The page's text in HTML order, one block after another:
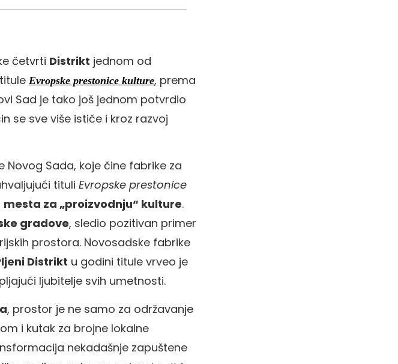
četvrti Distrikt jednom od
Evropske prestonice kulture, prema
Sad je tako još jednom potvrdio
se sve više ističe i kroz razvoj
Sada, koje čine fabrike za
tituli Evropske prestonice
mesta za „proizvodnju“ kulture.
gradove, sledio pozitivan primer
prostora. Novosadske fabrike
Distrikt u godini titule vrveo je
ljubitelje svih umetnosti.
, prostor je ne samo za održavanje
i kutak za brojne lokalne
nekadašnje zapuštene